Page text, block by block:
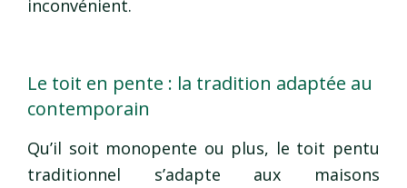
inconvénient.
Le toit en pente : la tradition adaptée au
contemporain
Qu’il soit monopente ou plus, le toit pentu
traditionnel s’adapte aux maisons